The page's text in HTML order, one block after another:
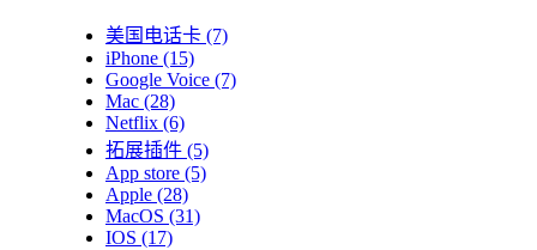
美国电话卡 (7)
iPhone (15)
Google Voice (7)
Mac (28)
Netflix (6)
拓展插件 (5)
App store (5)
Apple (28)
MacOS (31)
IOS (17)